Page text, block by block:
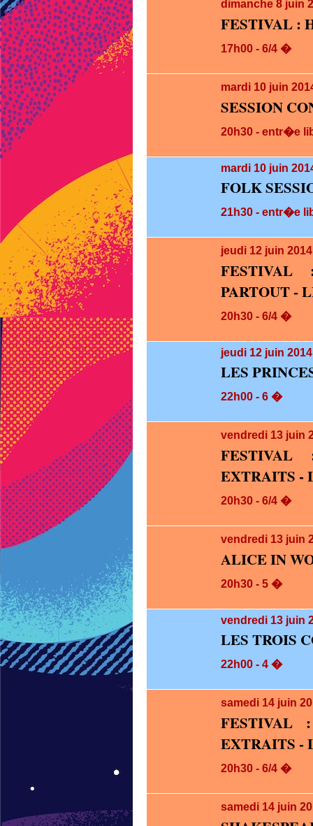
dimanche 8 juin
FESTIVAL :
17h00 - 6/4 �
mardi 10 juin
SESSION
20h30 - entr�e
mardi 10 juin
FOLK
21h30 - entr�e
jeudi 12 juin
PARTOUT -
20h30 - 6/4 �
jeudi 12 juin
LES
22h00 - 6 �
vendredi 13 juin
FESTIVAL
EXTRAITS -
20h30 - 6/4 �
vendredi 13 juin
ALICE IN
20h30 - 5 �
vendredi 13 juin
LES TROIS
22h00 - 4 �
samedi 14 juin
FESTIVAL
EXTRAITS -
20h30 - 6/4 �
samedi 14 juin